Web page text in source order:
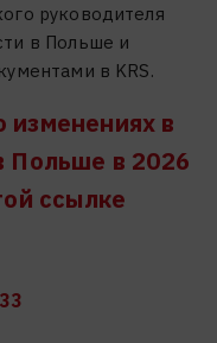
руководителя
в Польше и
в KRS.
в
Польше в 2026
ссылке